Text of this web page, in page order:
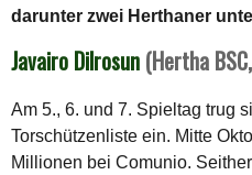
darunter zwei Herthaner
Javairo Dilrosun (Hertha
Am 5., 6. und 7. Spieltag trug
Torschützenliste ein. Mitte
Millionen bei Comunio.